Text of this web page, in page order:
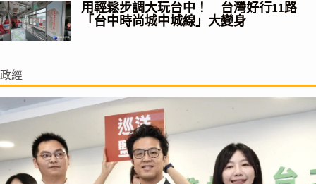
用輕鬆步調大玩台中！ 台灣好行11路
「台中時尚城中城線」大變身
政經